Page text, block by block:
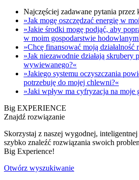
Najczęściej zadawane pytania przez
»Jak mogę oszczędzać energię w
»Jakie środki mogę podjąć, aby
w moim gospodarstwie
»Chcę finansować moją działalność
»Jak niezawodnie działają skrubery
wywiewanego?«
»Jakiego systemu oczyszczania
potrzebuję do mojej chlewni?«
»Jaki wpływ ma cyfryzacja na moje
Big EXPERIENCE
Znajdź rozwiązanie
Skorzystaj z naszej wygodnej,
szybko znaleźć rozwiązania swoich
Big Experience!
Otwórz wyszukiwanie